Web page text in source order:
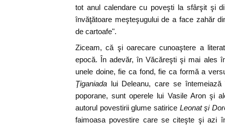
tot anul calendare cu poveşti la sfârşit şi
învăţătoare meşteşugului de a face zahăr
de cartoafe".
Ziceam, că şi oarecare cunoaştere a
epocă. În adevăr, în Văcăreşti şi mai ales
unele doine, fie ca fond, fie ca formă a
Ţiganiada lui Deleanu, care se
poporane, sunt operele lui Vasile Aron şi
autorul povestirii glume satirice Leonat şi
faimoasa povestire care se citeşte şi azi